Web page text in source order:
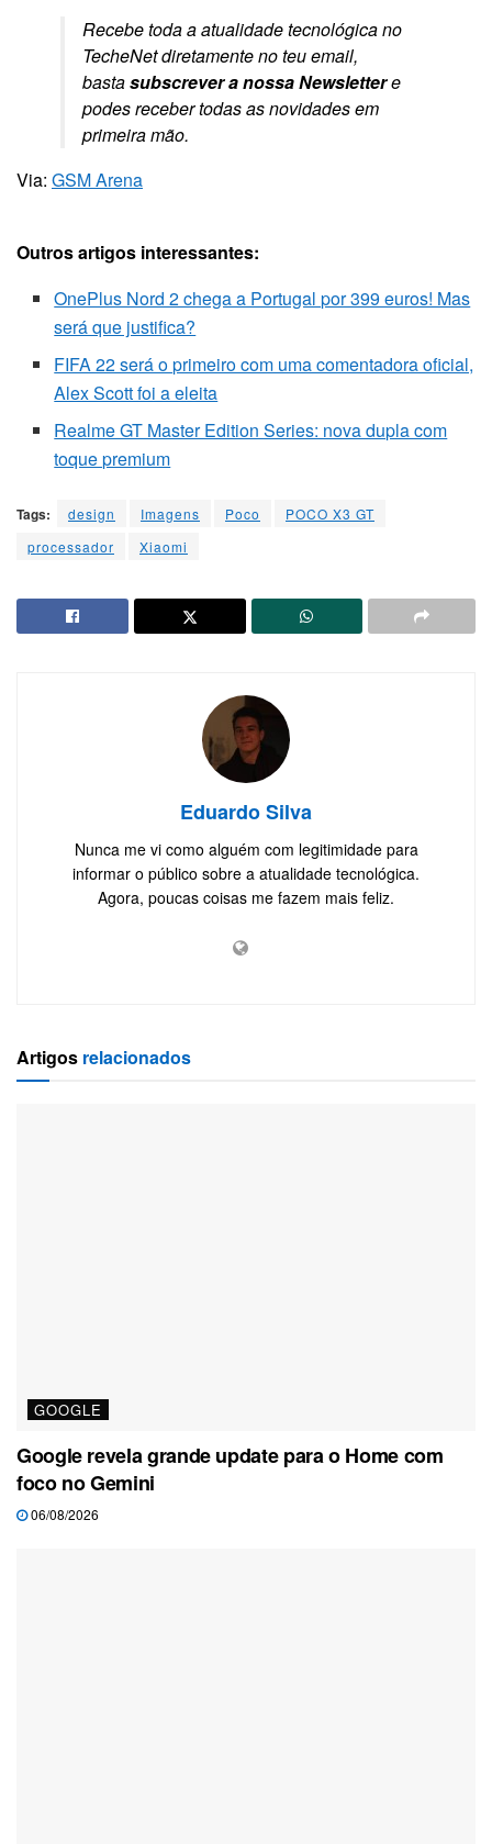
Recebe toda a atualidade tecnológica no
TecheNet diretamente no teu email,
bastasubscrever a nossa Newslettere
podes receber todas as novidades em
primeira mão.
Via: GSM Arena
Outros artigos interessantes:
OnePlus Nord 2 chega a Portugal por 399 euros! Mas
será que justifica?
FIFA 22 será o primeiro com uma comentadora oficial,
Alex Scott foi a eleita
Realme GT Master Edition Series: nova dupla com
toque premium
Tags: design Imagens Poco
POCO X3 GT
processador
Xiaomi
Eduardo Silva
Nunca me vi como alguém com legitimidade para
informar o público sobre a atualidade tecnológica.
Agora, poucas coisas me fazem mais feliz.
Artigos relacionados
GOOGLE
Google revela grande update para o Home com
foco no Gemini
06/08/2026